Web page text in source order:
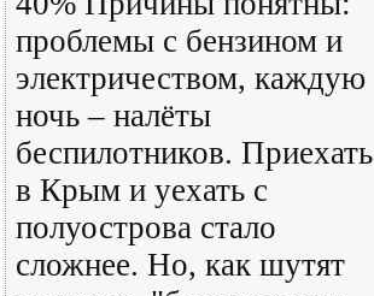
проблемы с бензином и
электричеством, каждую
ночь – налёты
беспилотников. Приехать
в Крым и уехать с
полуострова стало
сложнее. Но, как шутят